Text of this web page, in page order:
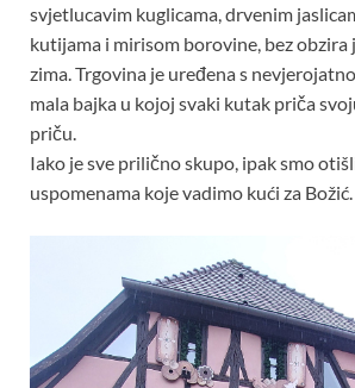
svjetlucavim kuglicama, drvenim
kutijama i mirisom borovine, bez obzira
zima. Trgovina je uređena s
mala bajka u kojoj svaki kutak priča
priču.
Iako je sve prilično skupo, ipak smo
uspomenama koje vadimo kući za Božić.